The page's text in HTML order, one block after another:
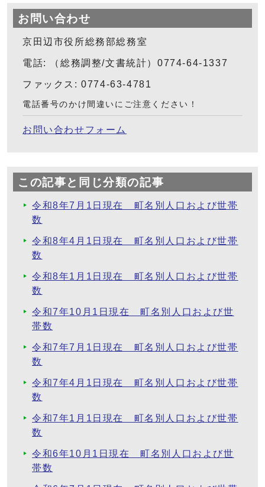
お問い合わせ
京田辺市役所総務部総務室
電話: （総務調整/文書統計）0774-64-1337
ファックス: 0774-63-4781
電話番号のかけ間違いにご注意ください！
お問い合わせフォーム
この記事と同じ分類の記事
令和8年7月1日現在 町名別人口および世帯
数
令和8年4月1日現在 町名別人口および世帯
数
令和8年1月1日現在 町名別人口および世帯
数
令和7年10月1日現在 町名別人口および世
帯数
令和7年7月1日現在 町名別人口および世帯
数
令和7年4月1日現在 町名別人口および世帯
数
令和7年1月1日現在 町名別人口および世帯
数
令和6年10月1日現在 町名別人口および世
帯数